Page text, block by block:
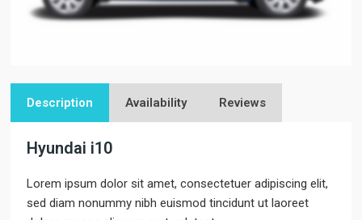
Description Availability Reviews
Hyundai i10
Lorem ipsum dolor sit amet, consectetuer adipiscing elit,
sed diam nonummy nibh euismod tincidunt ut laoreet